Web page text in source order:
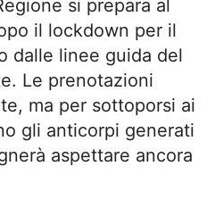
si prepara al
il lockdown per il
dalle linee guida del
Le prenotazioni
ma per sottoporsi ai
gli anticorpi generati
aspettare ancora